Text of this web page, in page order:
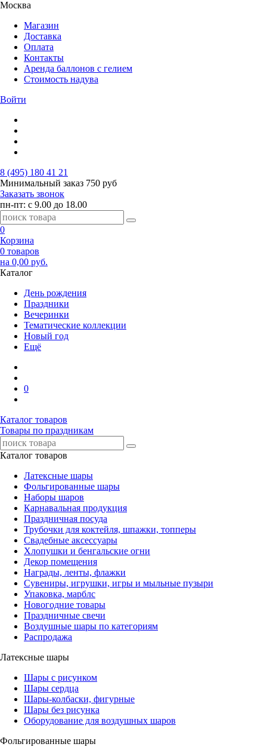
Москва
Магазин
Доставка
Оплата
Контакты
Аренда баллонов с гелием
Стоимость надува
Войти
8 (495) 180 41 21
Минимальный заказ 750 руб
Заказать звонок
пн-пт: с 9.00 до 18.00
0
Корзина
0 товаров
на 0,00 руб.
Каталог
День рождения
Праздники
Вечеринки
Тематические коллекции
Новый год
Ещё
0
Каталог товаров
Товары по праздникам
Каталог товаров
Латексные шары
Фольгированные шары
Наборы шаров
Карнавальная продукция
Праздничная посуда
Трубочки для коктейля, шпажки, топперы
Свадебные аксессуары
Хлопушки и бенгальские огни
Декор помещения
Награды, ленты, флажки
Сувениры, игрушки, игры и мыльные пузыри
Упаковка, марблс
Новогодние товары
Праздничные свечи
Воздушные шары по категориям
Распродажа
Латексные шары
Шары с рисунком
Шары сердца
Шары-колбаски, фигурные
Шары без рисунка
Оборудование для воздушных шаров
Фольгированные шары